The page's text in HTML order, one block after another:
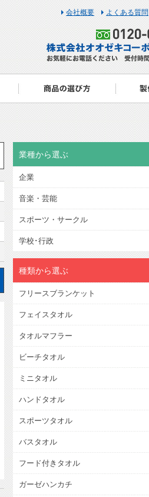
よくある質問
会社概要
業種から選ぶ
企業
音楽・芸能
スポーツ・サークル
学校･行政
種類から選ぶ
フリースブランケット
フェイスタオル
タオルマフラー
ビーチタオル
ミニタオル
ハンドタオル
スポーツタオル
バスタオル
フード付きタオル
ガーゼハンカチ